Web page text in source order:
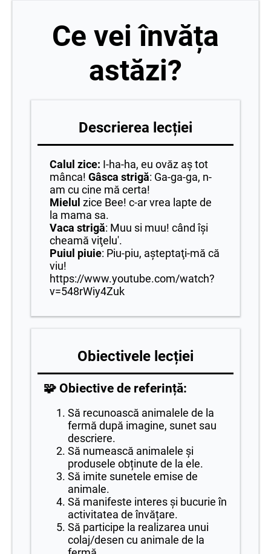
Ce vei învăța
astăzi?
Descrierea lecției
Calul zice: I-ha-ha, eu ovăz aş tot
mânca! Gâsca strigă: Ga-ga-ga, n-
am cu cine mă certa!
Mielul zice Bee! c-ar vrea lapte de
la mama sa.
Vaca strigă: Muu si muu! când îşi
cheamă viţelu'.
Puiul piuie: Piu-piu, aşteptaţi-mă că
viu!
https://www.youtube.com/watch?
v=548rWiy4Zuk
Obiectivele lecției
🧩 Obiective de referință:
Să recunoască animalele de la
fermă după imagine, sunet sau
descriere.
Să numească animalele și
produsele obținute de la ele.
Să imite sunetele emise de
animale.
Să manifeste interes și bucurie în
activitatea de învățare.
Să participe la realizarea unui
colaj/desen cu animale de la